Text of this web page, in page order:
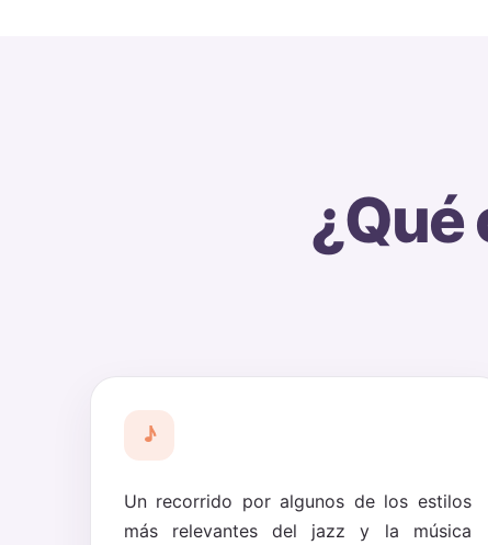
¿Qué
♪
Un recorrido por algunos de los estilos
más relevantes del jazz y la música